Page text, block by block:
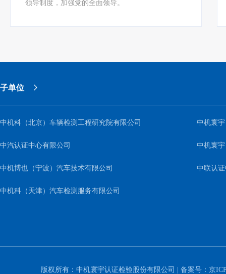
领导制度，加强党的全面领导。
子单位
中机科（北京）车辆检测工程研究院有限公司 中机寰
中汽认证中心有限公司 中机寰
中机博也（宁波）汽车技术有限公司 中联认
中机科（天津）汽车检测服务有限公司
版权所有：中机寰宇认证检验股份有限公司 | 备案号： 京